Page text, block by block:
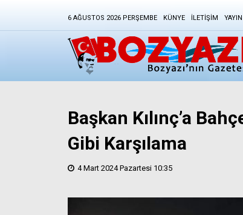
6 AĞUSTOS 2026 PERŞEMBE KÜNYE İLETIŞIM
Başkan Kılınç’a
Gibi Karşılama
4 Mart 2024 Pazartesi 10:35